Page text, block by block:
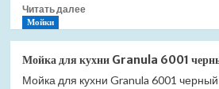
(Лучшая
Читать далееПрочитать
для
кухни
Мойки
Мойка для кухни Granula 6001
Мойка для кухни Granula 6001